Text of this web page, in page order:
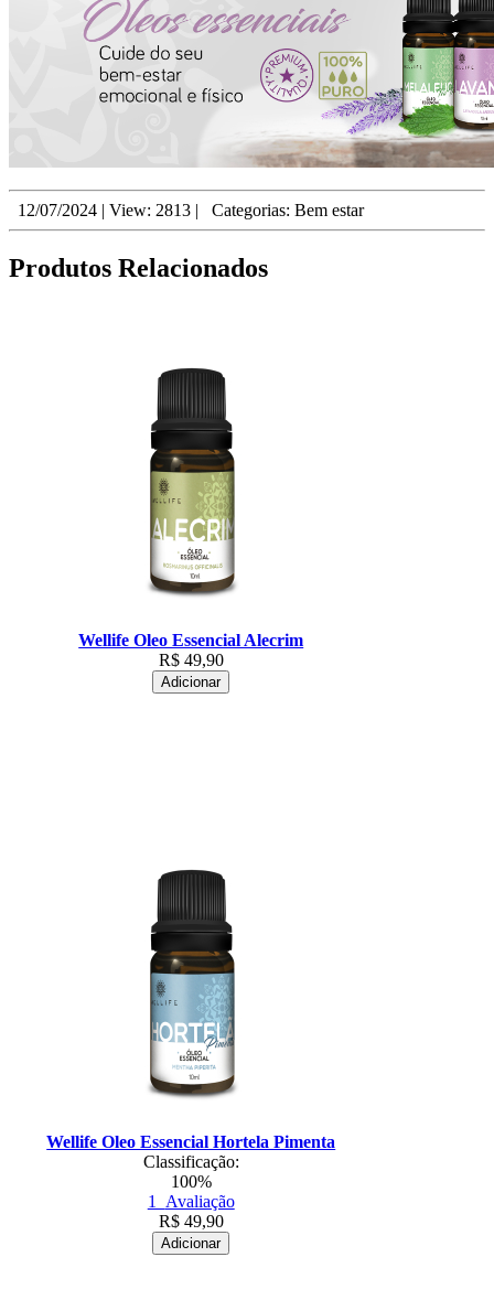
12/07/2024 | View: 2813 | Categorias: Bem estar
Produtos Relacionados
Wellife Oleo Essencial Alecrim
R$ 49,90
Adicionar
Wellife Oleo Essencial Hortela Pimenta
Classificação:
100%
1 Avaliação
R$ 49,90
Adicionar